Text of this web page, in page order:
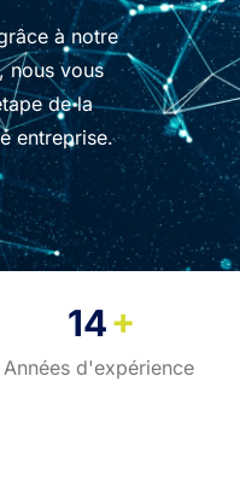
à notre
nous vous
de la
entreprise.
14+
Années d'expérience